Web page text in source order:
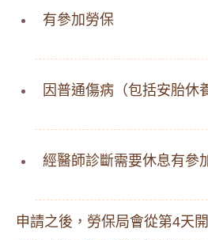
有參加勞保
因普通傷病（包括安胎休
經醫師診斷需要休息有參
申請之後，勞保局會從第4天